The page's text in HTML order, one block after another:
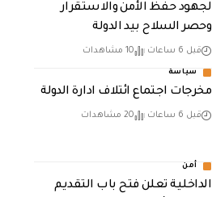
لجهود حفظ الأمن والاستقرار
وحصر السلاح بيد الدولة
قبل 6 ساعات 10 مشاهدات
سياسة
مخرجات اجتماع ائتلاف ادارة الدولة
قبل 6 ساعات 20 مشاهدات
أمن
الداخلية تعلن فتح باب التقديم